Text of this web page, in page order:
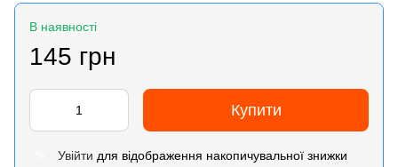
В наявності
145 грн
Купити
Увійти для відображення накопичувальної знижки